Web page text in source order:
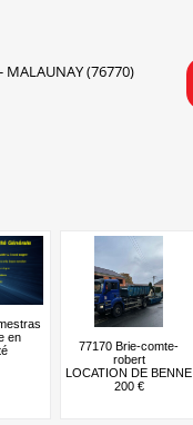
MALAUNAY (76770)
en
77170 Brie-comte-
robert
LOCATION DE BENNE
200 €